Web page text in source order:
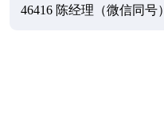
46416 陈经理（微信同号）